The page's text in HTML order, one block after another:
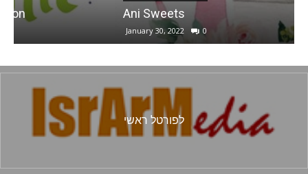
Ani Sweets
לפורטל ראשי